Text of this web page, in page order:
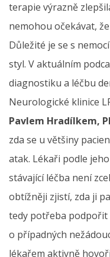
terapie výrazně
nemohou očekávat,
Důležité je se s
styl. V aktuálním
diagnostiku a léčbu
Neurologické klinice
Pavlem Hradílkem,
zda se u většiny
atak. Lékaři podle
stávající léčba není
obtížněji zjistí, zda ji
tedy potřeba podpořit
o případných
lékařem aktivně